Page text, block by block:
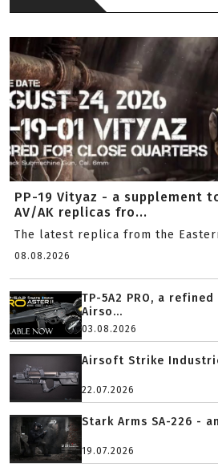
PP-19 Vityaz - a supplement
AV/AK replicas fro...
The latest replica from the
08.08.2026
TP-5A2 PRO, a refined
Airso...
03.08.2026
Airsoft Strike
22.07.2026
Stark Arms SA-226 -
19.07.2026